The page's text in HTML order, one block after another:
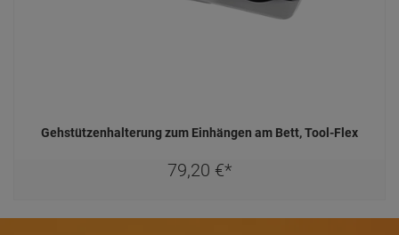
Gehstützenhalterung zum Einhängen am Bett, Tool-Flex
79,20 €*